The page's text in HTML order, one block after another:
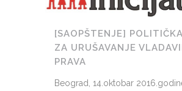
[SAOPŠTENJE]
ZA URUŠAVANJE
PRAVA
Beograd, 14.oktobar